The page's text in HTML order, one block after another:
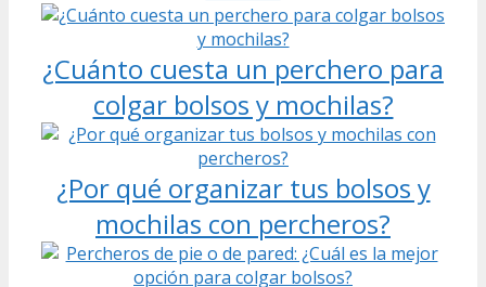
¿Cuánto cuesta un perchero para
colgar bolsos y mochilas?
¿Por qué organizar tus bolsos y
mochilas con percheros?